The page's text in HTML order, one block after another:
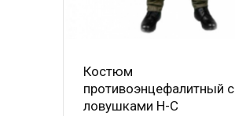
Костюм
противоэнцефалитный с
ловушками Н-С